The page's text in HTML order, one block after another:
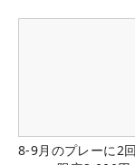
8-9月のプレーに2